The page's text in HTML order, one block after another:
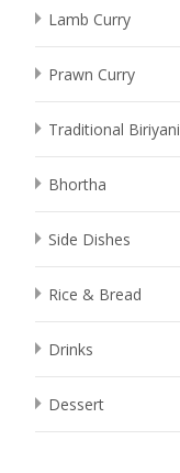
Lamb Curry
Prawn Curry
Traditional Biriyani
Bhortha
Side Dishes
Rice & Bread
Drinks
Dessert